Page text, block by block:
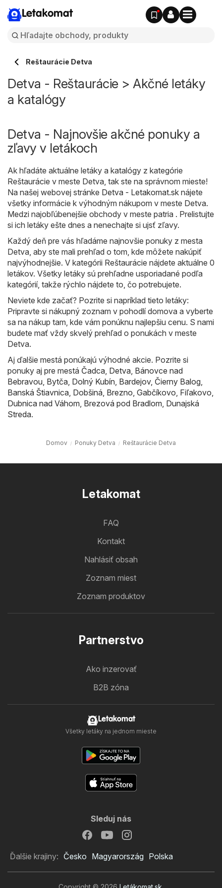
Letakomat
Reštaurácie Detva
Detva - Reštaurácie > Akčné letáky
a katalógy
Detva - Najnovšie akčné ponuky a
zľavy v letákoch
Ak hľadáte aktuálne letáky a katalógy z kategórie
Reštaurácie v meste Detva, tak ste na správnom mieste!
Na našej webovej stránke Detva - Letakomat.sk nájete
všetky informácie k výhodným nákupom v meste Detva.
Medzi najobľúbenejšie obchody v meste patria . Prelistujte
si ich letáky ešte dnes a nenechajte si ujsť zľavy.
Každý deň pre vás hľadáme najnovšie ponuky z mesta
Detva, aby ste mali prehľad o tom, kde môžete nakúpiť
najvýhodnejšie. V kategórii Reštaurácie nájdete aktuálne 0
letákov. Všetky letáky sú prehľadne usporiadané podľa
kategórií, takže rýchlo nájdete to, čo potrebujete.
Neviete kde začať? Pozrite si napríklad tieto letáky:
Pripravte si nákupný zoznam v pohodlí domova a vyberte
sa na nákup tam, kde vám ponúknu najlepšiu cenu. S nami
budete mať vždy skvelý prehľad o ponukách v meste
Detva.
Aj ďalšie mestá ponúkajú výhodné akcie. Pozrite si
ponuky aj pre mestá Čadca, Detva, Bánovce nad
Bebravou, Bytča, Dolný Kubín, Bardejov, Čierny Balog,
Banská Štiavnica, Dobšiná, Brezno, Gabčíkovo, Fiľakovo,
Dubnica nad Váhom, Brezová pod Bradlom, Dunajská
Streda.
Domov Ponuky Detva Reštaurácie Detva
Letakomat
FAQ
Kontakt
Nahlásiť obsah
Zoznam miest
Zoznam produktov
Partnerstvo
Ako inzerovať
B2B zóna
Letakomat
Všetky letáky na jednom mieste
Sleduj nás
Ďalšie krajiny: Česko Magyarország Polska